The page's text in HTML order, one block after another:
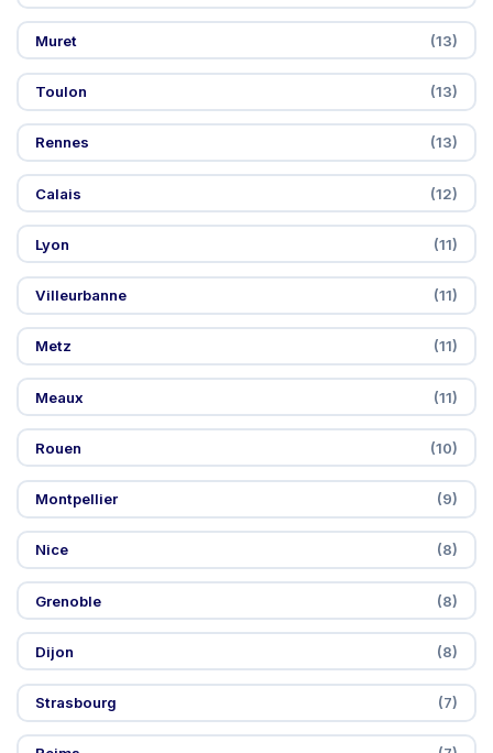
Muret (13)
Toulon (13)
Rennes (13)
Calais (12)
Lyon (11)
Villeurbanne (11)
Metz (11)
Meaux (11)
Rouen (10)
Montpellier (9)
Nice (8)
Grenoble (8)
Dijon (8)
Strasbourg (7)